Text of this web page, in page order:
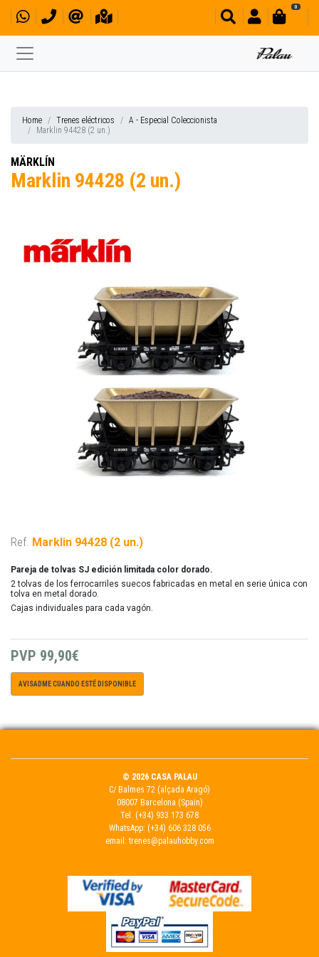
0
Home Trenes eléctricos
A - Especial Coleccionista
Marklin 94428 (2 un.)
MÄRKLÍN
Marklin 94428 (2 un.)
Ref. Marklin 94428 (2 un.)
Pareja de tolvas SJ edición limitada color dorado.
2 tolvas de los ferrocarriles suecos fabricadas en metal en serie única con
tolva en metal dorado.
Cajas individuales para cada vagón.
PVP 99,90€
AVISADME CUANDO ESTÉ DISPONIBLE
© 2026 CASA PALAU
C/ Balmes 72 (alçada Aragó)
08007 Barcelona (Spain)
Tel. (+34) 933 173 678
WhatsApp: (+34) 606 328 056
email: trenes@palauhobby.com